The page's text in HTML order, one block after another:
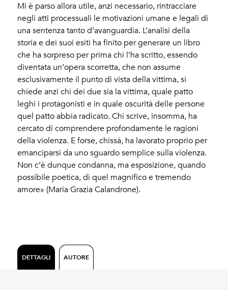
Mi è parso allora utile, anzi necessario, rintracciare
negli atti processuali le motivazioni umane e legali di
una sentenza tanto d’avanguardia. L’analisi della
storia e dei suoi esiti ha finito per generare un libro
che ha sorpreso per prima chi l’ha scritto, essendo
diventata un’opera scorretta, che non assume
esclusivamente il punto di vista della vittima, si
chiede anzi chi dei due sia la vittima, quale patto
leghi i protagonisti e in quale oscurità delle persone
quel patto abbia radicato. Chi scrive, insomma, ha
cercato di comprendere profondamente le ragioni
della violenza. E forse, chissà, ha lavorato proprio per
emanciparsi da uno sguardo semplice sulla violenza.
Non c’è dunque condanna, ma esposizione, quando
possibile poetica, di quel magnifico e tremendo
amore» (Maria Grazia Calandrone).
DETTAGLI AUTORE